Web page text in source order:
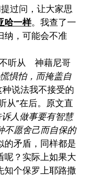
过问，让大家思
哈一样。我查了一
纳，可能会不准
听从　神藉尼哥
惧怕，而掩盖自
种说法我不接受的
从”在后。原文直
人做事要有智慧
不愿舍己而自保的
的矛盾，同样都是
呢？实际上如果大
知个保罗上耶路撒